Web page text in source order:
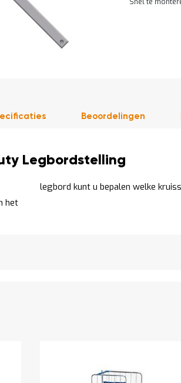
Legbordstelling
het
legbord kunt u bepalen welke
Beoordelingen